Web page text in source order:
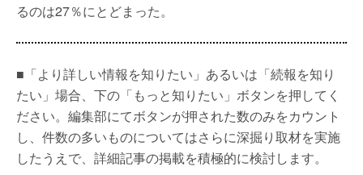
るのは27％にとどまった。
■「より詳しい情報を知りたい」あるいは「続報を知り
たい」場合、下の「もっと知りたい」ボタンを押してく
ださい。編集部にてボタンが押された数のみをカウント
し、件数の多いものについてはさらに深掘り取材を実施
したうえで、詳細記事の掲載を積極的に検討します。